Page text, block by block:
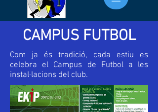
CAMPUS FUTBOL
Com ja és tradició, cada estiu es
celebra el Campus de Futbol a les
instal·lacions del club.